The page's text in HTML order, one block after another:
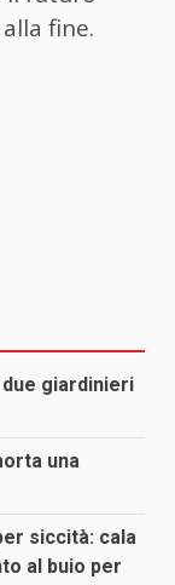
fine.
giardinieri
una
siccità: cala
al buio per